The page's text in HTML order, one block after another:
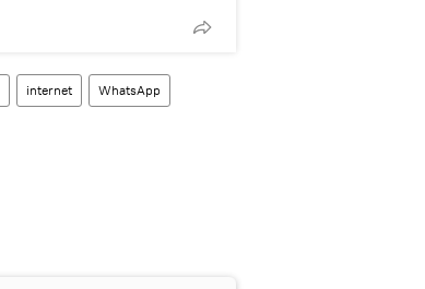
internet WhatsApp